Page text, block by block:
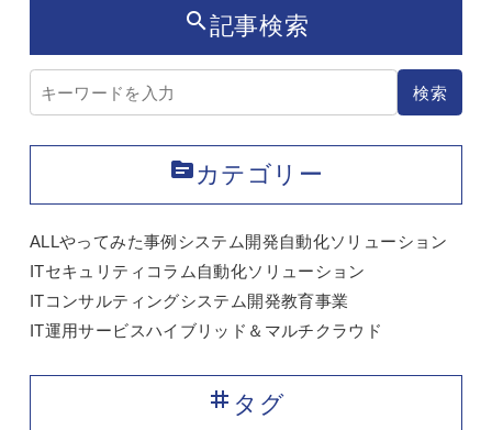
search記事検索
記事検索 検索
topicカテゴリー
ALLやってみた事例システム開発自動化ソリューション
ITセキュリティ コラム 自動化ソリューション
ITコンサルティングシステム開発教育事業
IT運用サービスハイブリッド＆マルチクラウド
tag タグ